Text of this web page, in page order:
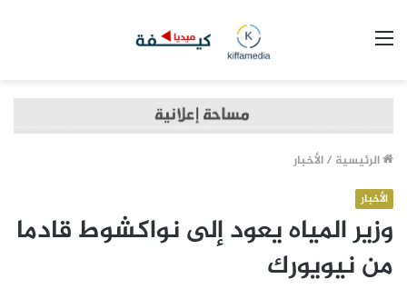
الرئيسية /الأخبار
الأخبار
وزير المياه يعود إلى نواكشوط قادما
من نيويورك